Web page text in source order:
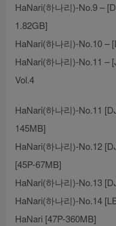
HaNari(하나리)-No.9 –
1.82GB]
HaNari(하나리)-No.10 –
HaNari(하나리)-No.11 –
Vol.4
HaNari(하나리)-No.11
145MB]
HaNari(하나리)-No.12
[45P-67MB]
HaNari(하나리)-No.13
HaNari(하나리)-No.14
HaNari [47P-360MB]